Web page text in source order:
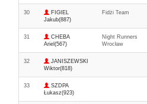
30
FIGIEL
Jakub(887)
Fidżi Team
31
CHEBA
Ariel(567)
Night Runners
Wrocław
32
JANISZEWSKI
Wiktor(818)
33
SZDPA
Łukasz(923)